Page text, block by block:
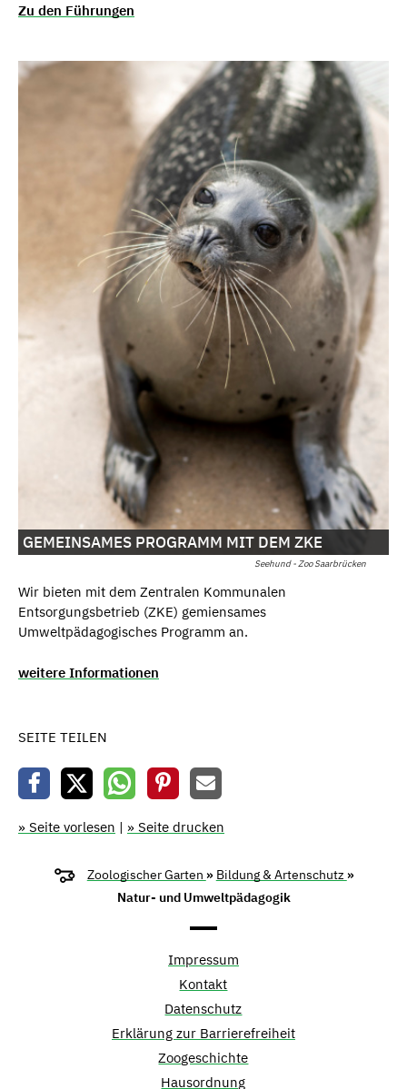
Zu den Führungen
Seehund - Zoo Saarbrücken
GEMEINSAMES PROGRAMM MIT DEM ZKE
Wir bieten mit dem Zentralen Kommunalen
Entsorgungsbetrieb (ZKE) gemiensames
Umweltpädagogisches Programm an.
weitere Informationen
SEITE TEILEN
» Seite vorlesen | » Seite drucken
Zoologischer Garten » Bildung & Artenschutz »
Natur- und Umweltpädagogik
Impressum
Kontakt
Datenschutz
Erklärung zur Barrierefreiheit
Zoogeschichte
Hausordnung